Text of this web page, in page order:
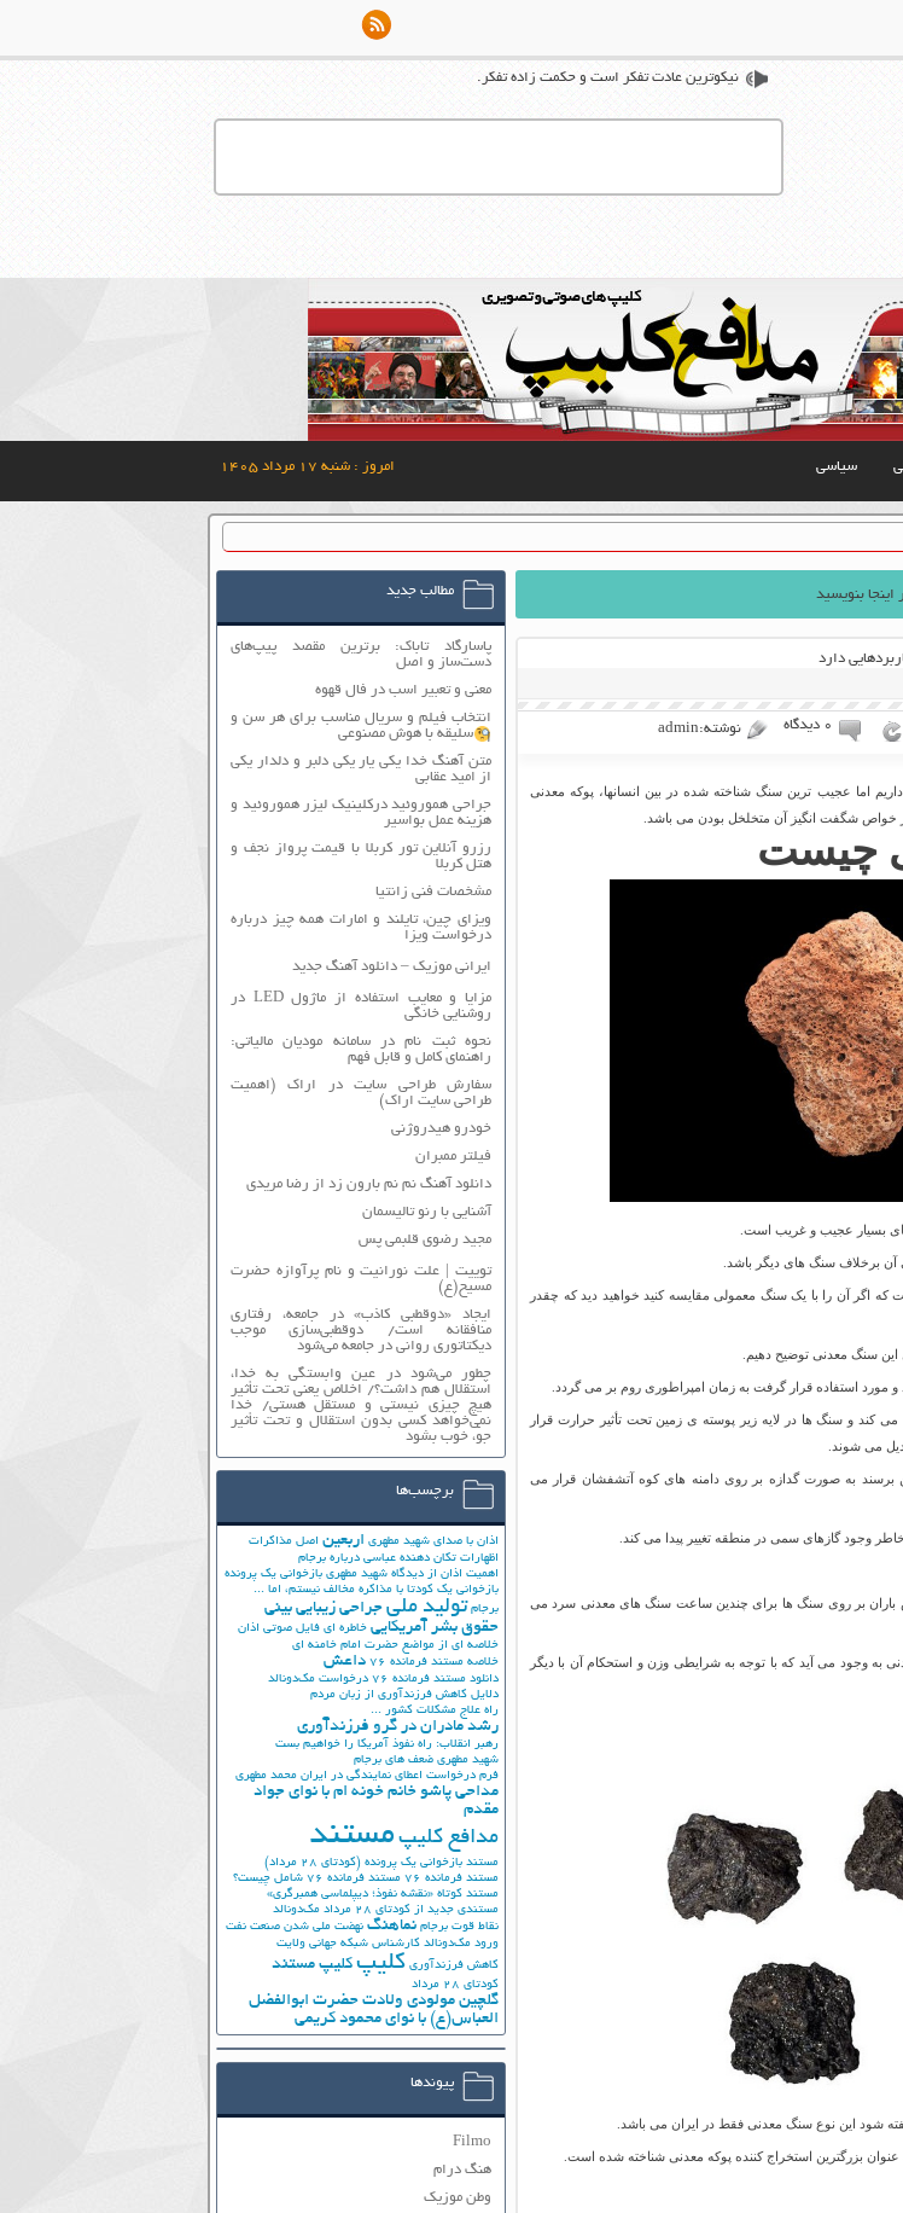
نیکوترین عادت تفکر است و حکمت زاده تفکر.
سیاسی امروز : شنبه ۱۷ مرداد ۱۴۰۵
دارد
۰ دیدگاه نوشته:admin
اما عجیب ترین سنگ شناخته شده در بین انسانها، پوکه معدنی
شگفت انگیز آن متخلخل بودن می باشد.
چیست
بسیار عجیب و غریب است.
برخلاف سنگ های دیگر باشد.
اگر آن را با یک سنگ معمولی مقایسه کنید خواهید دید که چقدر
این سنگ معدنی توضیح دهیم.
مورد استفاده قرار گرفت به زمان امپراطوری روم بر می گردد.
کند و سنگ ها در لایه زیر پوسته ی زمین تحت تأثیر حرارت قرار
می شوند.
برسند به صورت گدازه بر روی دامنه های کوه آتشفشان قرار می
وجود گازهای سمی در منطقه تغییر پیدا می کند.
باران بر روی سنگ ها برای چندین ساعت سنگ های معدنی سرد می
به وجود می آید که با توجه به شرایطی وزن و استحکام آن با دیگر
شود این نوع سنگ معدنی فقط در ایران می باشد.
بزرگترین استخراج کننده پوکه معدنی شناخته شده است.
مطالب جدید
پاسارگاد تاباک: برترین مقصد پیپ‌های
دست‌ساز و اصل
معنی و تعبیر اسب در فال قهوه
انتخاب فیلم و سریال مناسب برای هر سن و
سلیقه با هوش مصنوعی
متن آهنگ خدا یکی یار یکی دلبر و دلدار یکی
از امید عقابی
جراحی هموروئید درکلینیک لیزر هموروئید و
هزینه عمل بواسیر
رزرو آنلاین تور کربلا با قیمت پرواز نجف و
هتل کربلا
مشخصات فنی زانتیا
ویزای چین، تایلند و امارات همه چیز درباره
درخواست ویزا
ایرانی موزیک – دانلود آهنگ جدید
مزایا و معایب استفاده از ماژول LED در
روشنایی خانگی
نحوه ثبت نام در سامانه مودیان مالیاتی:
راهنمای کامل و قابل فهم
سفارش طراحی سایت در اراک (اهمیت
طراحی سایت اراک)
خودرو هیدروژنی
فیلتر ممبران
دانلود آهنگ نم نم بارون زد از رضا مریدی
آشنایی با رنو تالیسمان
مجید رضوی قلبمی پس
توییت | علت نورانیت و نام پرآوازه حضرت
مسیح(ع)
ایجاد «دوقطبی کاذب» در جامعه، رفتاری
منافقانه است/ دوقطبی‌سازی موجب
دیکتاتوری روانی در جامعه می‌شود
چطور می‌شود در عین وابستگی به خدا،
استقلال هم داشت؟/ اخلاص یعنی تحت تأثیر
هیچ چیزی نیستی و مستقل هستی/ خدا
نمی‌خواهد کسی بدون استقلال و تحت تأثیر
جوّ، خوب بشود
برچسب‌ها
اذان با صدای شهید مطهری اربعین اصل مذاکرات
اظهارات تکان دهنده عباسی درباره برجام
اهمیت اذان از دیدگاه شهید مطهری بازخوانی یک پرونده
بازخوانی یک کودتا با مذاکره مخالف نیستم، اما ...
برجام تولید ملی جراحی زیبایی بینی
حقوق بشر آمریکایی خاطره ای فایل صوتی اذان
خلاصه ای از مواضع حضرت امام خامنه ای
خلاصه مستند فرمانده 76
داعش
دانلود مستند فرمانده 76
درخواست مک‌دونالد
دلایل کاهش فرزندآوری از زبان مردم
راه علاج مشکلات کشور ...
رشد مادران در گرو فرزندآوری
رهبر انقلاب: راه نفوذ آمریکا را خواهیم بست
شهید مطهری ضعف های برجام
فرم درخواست اعطای نمایندگی در ایران محمد مطهری
مداحی پاشو خانم خونه ام با نوای جواد
مقدم
مدافع کلیپ مستند
مستند بازخوانی یک پرونده (کودتای 28 مرداد)
مستند فرمانده 76
مستند فرمانده 76 شامل چیست؟
مستند کوتاه «نقشه نفوذ؛ دیپلماسی همبرگری»
مستندی جدید از کودتای 28 مرداد
مک‌دونالد
نقاط قوت برجام نماهنگ نهضت ملي شدن صنعت نفت
ورود مک‌دونالد کارشناس شبکه جهانی ولایت
کاهش فرزندآوری کلیپ کلیپ مستند
کودتای 28 مرداد
گلچین مولودی ولادت حضرت ابوالفضل
العباس(ع) با نوای محمود کریمی
پیوندها
Filmo
هنگ درام
وطن موزیک